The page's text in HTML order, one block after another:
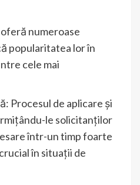
numeroase
popularitatea lor în
cele mai
Procesul de aplicare și
le solicitanților
într-un timp foarte
în situații de